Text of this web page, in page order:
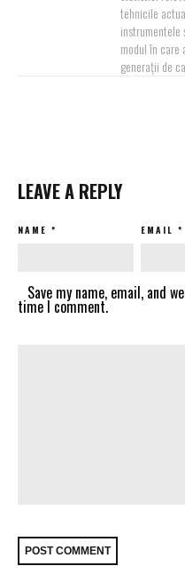
tehnicile
instrumentele
modul în care
generații de
LEAVE A REPLY
NAME * EMAIL *
Save my name, email, and
time I comment.